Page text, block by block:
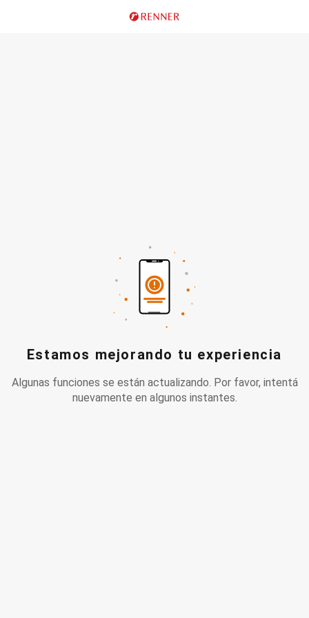
Estamos mejorando tu experiencia
Algunas funciones se están actualizando. Por favor, intentá
nuevamente en algunos instantes.